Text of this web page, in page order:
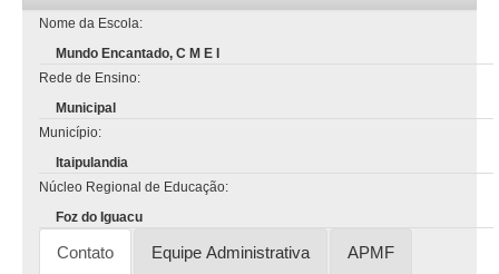
Nome da Escola:
Mundo Encantado, C M E I
Rede de Ensino:
Municipal
Município:
Itaipulandia
Núcleo Regional de Educação:
Foz do Iguacu
Contato Equipe Administrativa APMF